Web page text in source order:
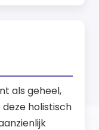
als geheel,
holistisch